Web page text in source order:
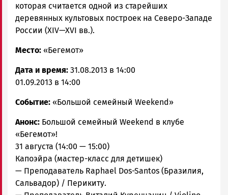
которая считается одной из старейших
деревянных культовых построек на Северо-Западе
России (XIV—XVI вв.).
Место: «Бегемот»
Дата и время: 31.08.2013 в 14:00
01.09.2013 в 14:00
Событие: «Большой семейный Weekend»
Анонс: Большой семейный Weekend в клубе
«Бегемот»!
31 августа (14:00 — 15:00)
Капоэйра (мастер-класс для детишек)
— Преподаватель Raphael Dos-Santos (Бразилия,
Сальвадор) / Перикиту.